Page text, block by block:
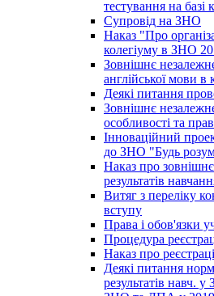
тестування на базі
Супровід на ЗНО
Наказ "Про
колегіуму в ЗНО
Зовнішнє
англійської мови в
Деякі питання
Зовнішнє
особливості та
Інноваційний
до ЗНО "Будь
Наказ про
результатів
Витяг з переліку
вступу
Права і обов'язки
Процедура
Наказ про
Деякі питання
результатів навч.